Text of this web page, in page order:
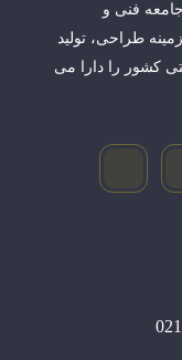
فنی و
طراحی، تولید
کشور را دارا می